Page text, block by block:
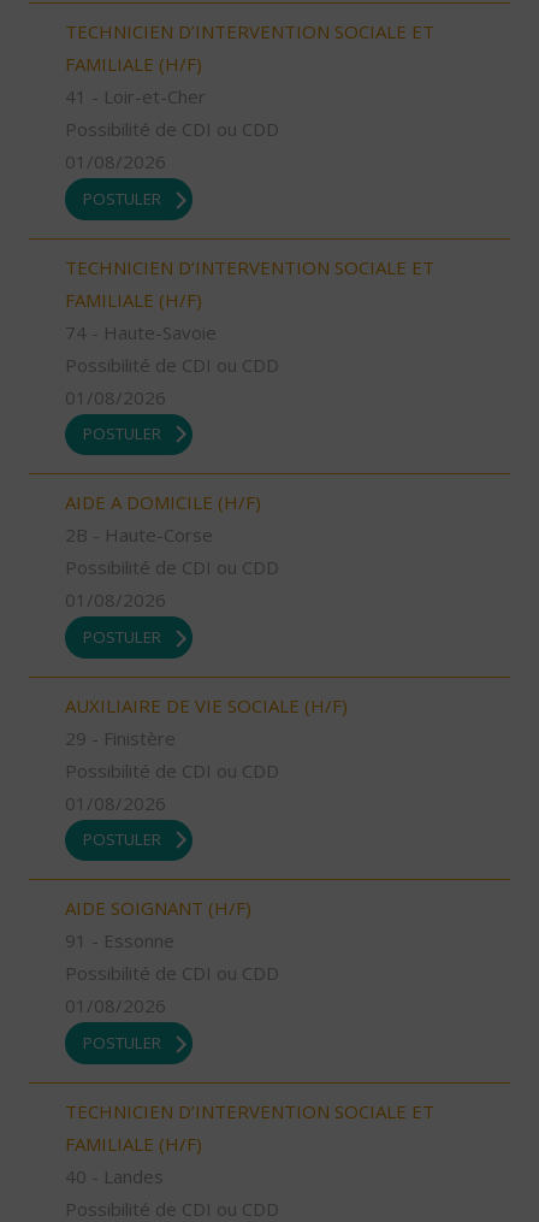
TECHNICIEN D’INTERVENTION SOCIALE ET
FAMILIALE (H/F)
41 - Loir-et-Cher
Possibilité de CDI ou CDD
01/08/2026
POSTULER
TECHNICIEN D’INTERVENTION SOCIALE ET
FAMILIALE (H/F)
74 - Haute-Savoie
Possibilité de CDI ou CDD
01/08/2026
POSTULER
AIDE A DOMICILE (H/F)
2B - Haute-Corse
Possibilité de CDI ou CDD
01/08/2026
POSTULER
AUXILIAIRE DE VIE SOCIALE (H/F)
29 - Finistère
Possibilité de CDI ou CDD
01/08/2026
POSTULER
AIDE SOIGNANT (H/F)
91 - Essonne
Possibilité de CDI ou CDD
01/08/2026
POSTULER
TECHNICIEN D’INTERVENTION SOCIALE ET
FAMILIALE (H/F)
40 - Landes
Possibilité de CDI ou CDD